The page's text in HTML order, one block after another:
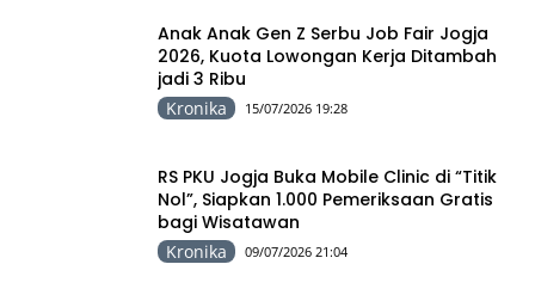
Anak Anak Gen Z Serbu Job Fair Jogja
2026, Kuota Lowongan Kerja Ditambah
jadi 3 Ribu
Kronika 15/07/2026 19:28
RS PKU Jogja Buka Mobile Clinic di “Titik
Nol”, Siapkan 1.000 Pemeriksaan Gratis
bagi Wisatawan
Kronika 09/07/2026 21:04